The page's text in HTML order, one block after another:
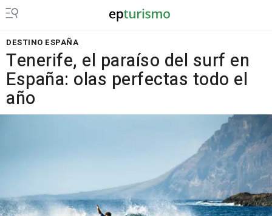
DESTINO ESPAÑA
Tenerife, el paraíso del surf en
España: olas perfectas todo el
año